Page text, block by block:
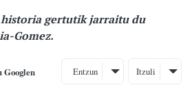
historia gertutik jarraitu du
Gomez.
Googlen Entzun Itzuli